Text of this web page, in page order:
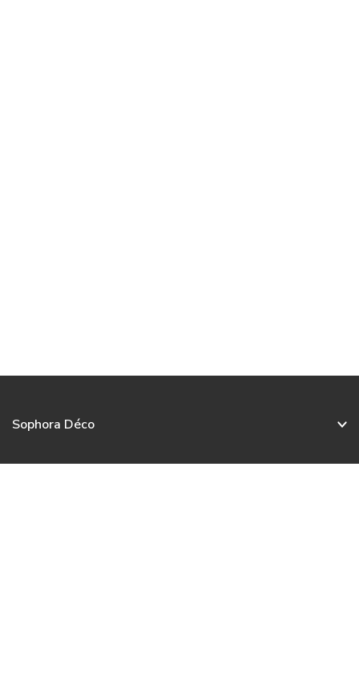
Sophora Déco
Service client